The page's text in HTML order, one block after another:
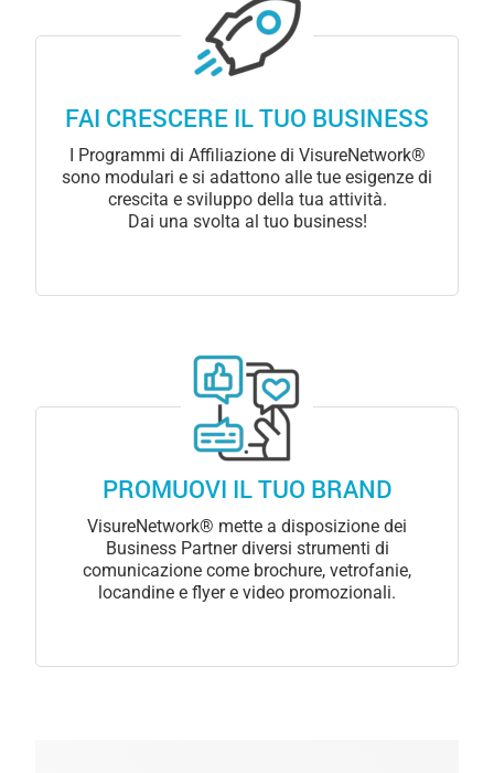
FAI CRESCERE IL TUO BUSINESS
I Programmi di Affiliazione di VisureNetwork®
sono modulari e si adattono alle tue esigenze di
crescita e sviluppo della tua attività.
Dai una svolta al tuo business!
PROMUOVI IL TUO BRAND
VisureNetwork® mette a disposizione dei
Business Partner diversi strumenti di
comunicazione come brochure, vetrofanie,
locandine e flyer e video promozionali.